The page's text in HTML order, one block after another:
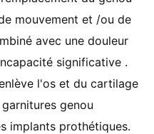
mouvement et /ou de
avec une douleur
significative .
l'os et du cartilage
genou
implants prothétiques.